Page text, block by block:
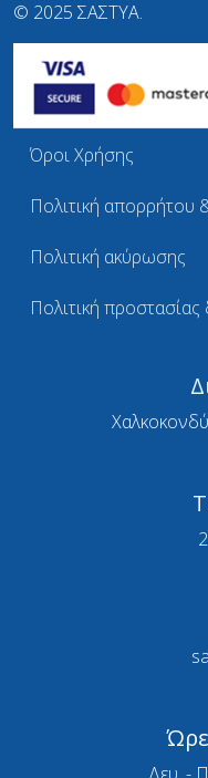
© 2025 ΣΑΣΤΥΑ.
Όροι Χρήσης
Πολιτική απορρήτου
Πολιτική ακύρωσης
Πολιτική